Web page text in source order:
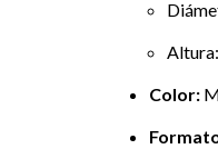
Color: